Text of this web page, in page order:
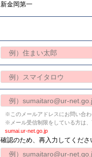
新金岡第一
※このメールアドレスにお問い合
※メール受信制限をしている方は
sumai.ur-net.go.jp
確認のため、再入力してくださ